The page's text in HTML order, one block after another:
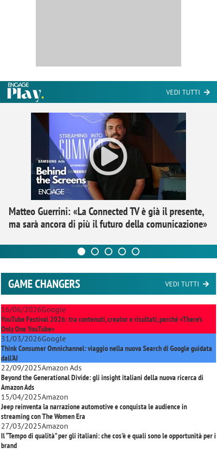
VEDI TUTTI
Matteo Guerrini: «La Connected TV è già il presente,
ma sarà ancora di più il futuro della comunicazione»
GAME CHANGERS VEDI TUTTI
16/06/2026Google
YouTube Festival 2026: tra contenuti, creator e risultati, perché «There’s
Only One YouTube»
31/03/2026Google
Think Consumer Omnichannel: viaggio nella nuova Search di Google guidata
dall'AI
22/09/2025Amazon Ads
Beyond the Generational Divide: gli insight italiani della nuova ricerca di
Amazon Ads
15/04/2025Amazon
Jeep reinventa la narrazione automotive e conquista le audience in
streaming conThe Women Era
27/03/2025Amazon
Il “Tempo di qualità” per gli italiani: che cos’è e quali sono le opportunità per i
brand